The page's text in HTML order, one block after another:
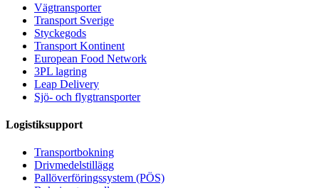
Vägtransporter
Transport Sverige
Styckegods
Transport Kontinent
European Food Network
3PL lagring
Leap Delivery
Sjö- och flygtransporter
Logistiksupport
Transportbokning
Drivmedelstillägg
Pallöverföringssystem (PÖS)